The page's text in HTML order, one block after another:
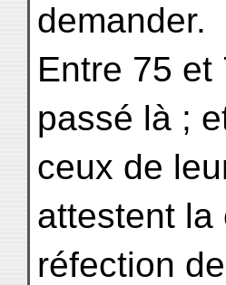
demander.
Entre 75
passé là ;
ceux de
attestent la
réfection